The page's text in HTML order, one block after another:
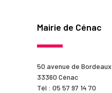
Mairie de Cénac
50 avenue de Bordeaux
33360 Cénac
Tél : 05 57 97 14 70